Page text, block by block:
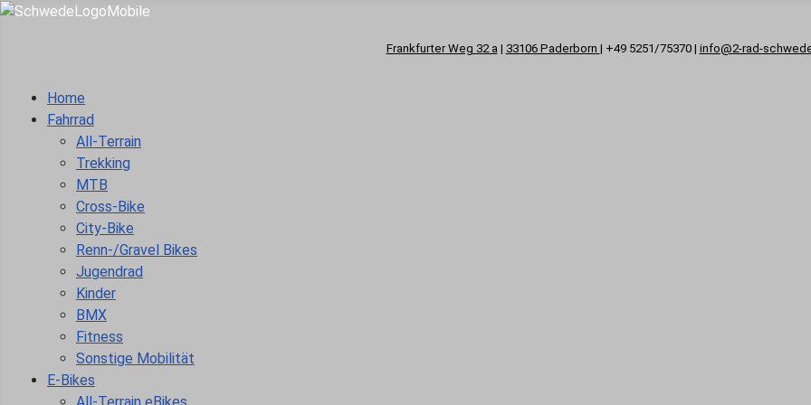
Frankfurter Weg 32 a | 33106 Paderborn | +49 5251/75370 | info@2-rad-
Home
Fahrrad
All-Terrain
Trekking
MTB
Cross-Bike
City-Bike
Renn-/Gravel Bikes
Jugendrad
Kinder
BMX
Fitness
Sonstige Mobilität
E-Bikes